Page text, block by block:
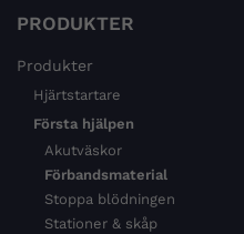
PRODUKTER
Produkter
Hjärtstartare
Första hjälpen
Akutväskor
Förbandsmaterial
Stoppa blödningen
Stationer & skåp